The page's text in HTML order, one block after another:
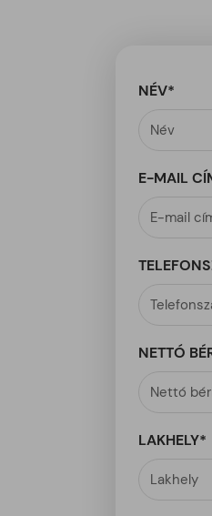
NÉV*
E-MAIL
NETTÓ
LAKHELY*